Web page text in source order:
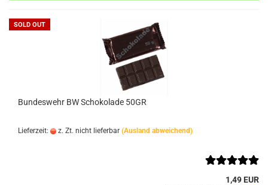
SOLD OUT
Bundeswehr BW Schokolade 50GR
Lieferzeit: z. Zt. nicht lieferbar (Ausland abweichend)
1,49 EUR